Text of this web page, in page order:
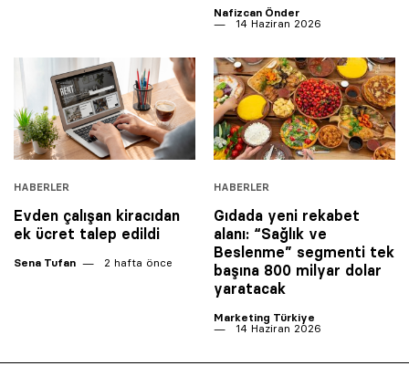
Nafizcan Önder
14 Haziran 2026
HABERLER
Evden çalışan kiracıdan
ek ücret talep edildi
Sena Tufan 2 hafta önce
HABERLER
Gıdada yeni rekabet
alanı: “Sağlık ve
Beslenme” segmenti tek
başına 800 milyar dolar
yaratacak
Marketing Türkiye
14 Haziran 2026